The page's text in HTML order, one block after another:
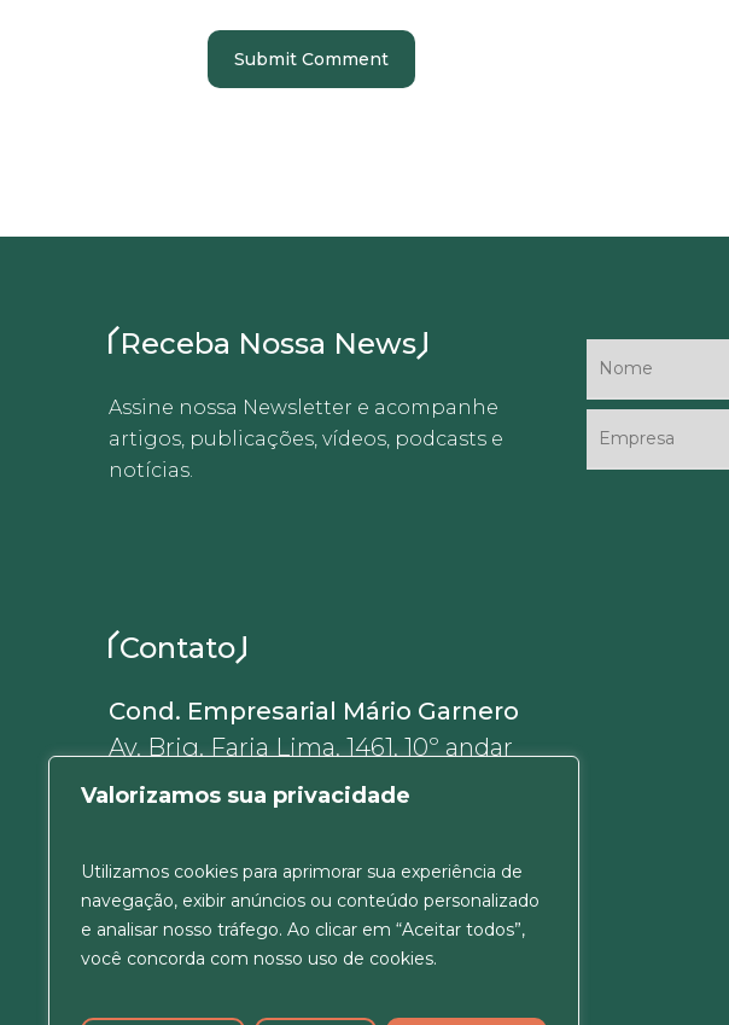
Valorizamos sua privacidade
Utilizamos cookies para aprimorar sua experiência de
navegação, exibir anúncios ou conteúdo personalizado
e analisar nosso tráfego. Ao clicar em “Aceitar todos”,
você concorda com nosso uso de cookies.
Receba Nossa News
Assine nossa Newsletter e acompanhe
artigos, publicações, vídeos, podcasts e
notícias.
Contato
Cond. Empresarial Mário Garnero
Av. Brig. Faria Lima, 1461, 10º andar
01452-002, Jardim Paulistano
ver Mapa